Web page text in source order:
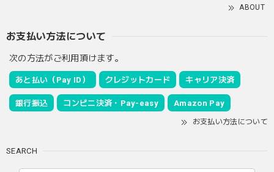
ABOUT
お支払い方法について
次の方法がご利用頂けます。
あと払い（Pay ID） クレジットカード キャリア決済
銀行振込 コンビニ決済・Pay-easy Amazon Pay
お支払い方法について
SEARCH